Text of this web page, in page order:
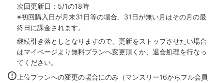
次回更新日：5/1の18時
※初回購入日が月末31日等の場合、31日が無い月はその月の最
終日に課金されます。
継続引き落としとなりますので、更新をストップさせたい場合
はマイページより無料プランへ変更頂くか、退会処理を行なっ
てください。
上位プランへの変更の場合にのみ（マンスリー16からフル会員